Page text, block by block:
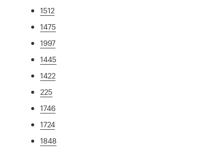
1512
1475
1997
1445
1422
225
1746
1724
1848